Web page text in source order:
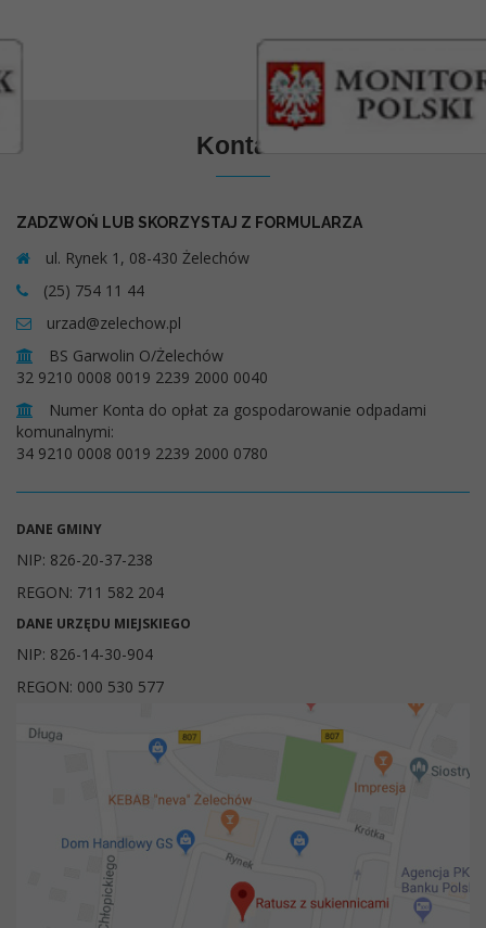
Kontakt
ZADZWOŃ LUB SKORZYSTAJ Z FORMULARZA
ul. Rynek 1, 08-430 Żelechów
(25) 754 11 44
urzad@zelechow.pl
BS Garwolin O/Żelechów
32 9210 0008 0019 2239 2000 0040
Numer Konta do opłat za gospodarowanie odpadami
komunalnymi:
34 9210 0008 0019 2239 2000 0780
DANE GMINY
NIP: 826-20-37-238
REGON: 711 582 204
DANE URZĘDU MIEJSKIEGO
NIP: 826-14-30-904
REGON: 000 530 577